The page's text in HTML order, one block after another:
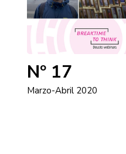
Nº 17
Marzo-Abril 2020